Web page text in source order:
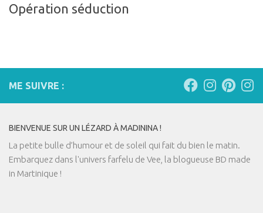
Opération séduction
ME SUIVRE :
BIENVENUE SUR UN LÉZARD À MADININA !
La petite bulle d’humour et de soleil qui fait du bien le matin.
Embarquez dans l'univers farfelu de Vee, la blogueuse BD made
in Martinique !